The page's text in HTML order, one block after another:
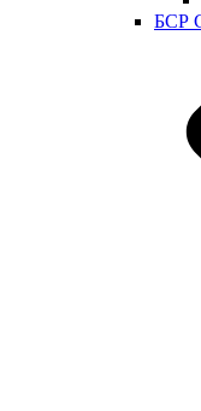
БСР